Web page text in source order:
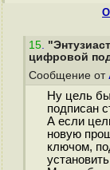
15.
цифровой
Сообщение от
Ну цель
подписан
А если
новую
ключом,